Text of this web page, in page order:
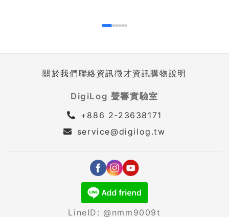
關於我們聯絡資訊徵才資訊購物說明
DigiLog 聲響實驗室
+886 2-23638171
service@digilog.tw
LineID: @nmm9009t